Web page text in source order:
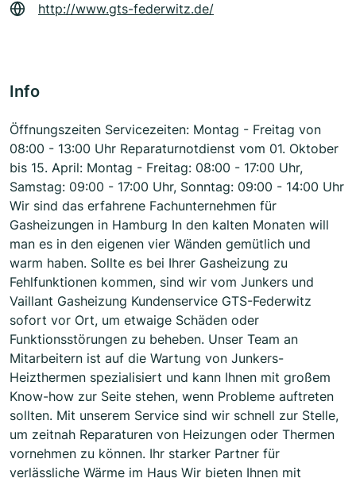
http://www.gts-federwitz.de/
Info
Öffnungszeiten Servicezeiten: Montag - Freitag von
08:00 - 13:00 Uhr Reparaturnotdienst vom 01. Oktober
bis 15. April: Montag - Freitag: 08:00 - 17:00 Uhr,
Samstag: 09:00 - 17:00 Uhr, Sonntag: 09:00 - 14:00 Uhr
Wir sind das erfahrene Fachunternehmen für
Gasheizungen in Hamburg In den kalten Monaten will
man es in den eigenen vier Wänden gemütlich und
warm haben. Sollte es bei Ihrer Gasheizung zu
Fehlfunktionen kommen, sind wir vom Junkers und
Vaillant Gasheizung Kundenservice GTS-Federwitz
sofort vor Ort, um etwaige Schäden oder
Funktionsstörungen zu beheben. Unser Team an
Mitarbeitern ist auf die Wartung von Junkers-
Heizthermen spezialisiert und kann Ihnen mit großem
Know-how zur Seite stehen, wenn Probleme auftreten
sollten. Mit unserem Service sind wir schnell zur Stelle,
um zeitnah Reparaturen von Heizungen oder Thermen
vornehmen zu können. Ihr starker Partner für
verlässliche Wärme im Haus Wir bieten Ihnen mit